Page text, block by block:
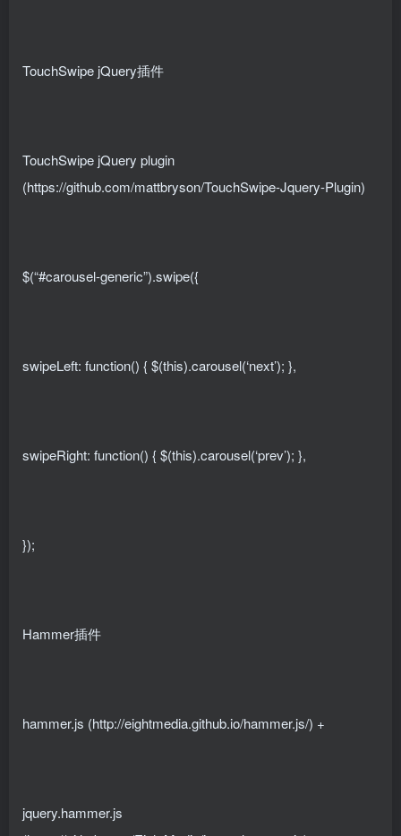
TouchSwipe jQuery插件
TouchSwipe jQuery plugin
(https://github.com/mattbryson/TouchSwipe-Jquery-Plugin)
$(“#carousel-generic”).swipe({
swipeLeft: function() { $(this).carousel(‘next’); },
swipeRight: function() { $(this).carousel(‘prev’); },
});
Hammer插件
hammer.js (http://eightmedia.github.io/hammer.js/) +
jquery.hammer.js